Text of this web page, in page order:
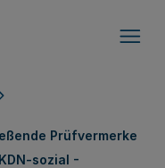
Prüfvermerke
sozial -